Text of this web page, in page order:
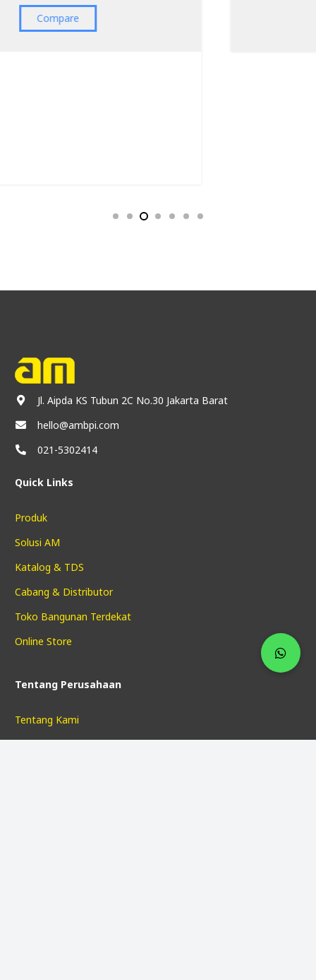
Compare
Jl. Aipda KS Tubun 2C No.30 Jakarta Barat
hello@ambpi.com
021-5302414
Quick Links
Produk
Solusi AM
Katalog & TDS
Cabang & Distributor
Toko Bangunan Terdekat
Online Store
Tentang Perusahaan
Tentang Kami
Mengapa Pilih AM